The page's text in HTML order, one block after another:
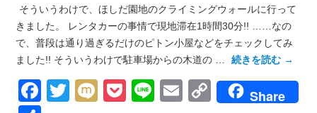
そういうわけで、ほしだ園地のクライミングウォールに行って
きました。 レンタカーの事情で現地滞在1時間30分!! ……なの
で、普段は通り過ぎるだけのピトン小屋などをチェックしてみ
ました!! そういうわけで駐車場からの木道の …
続きを読む →
Facebook
Twitter
MixiPocket
LineEmailCopyShare